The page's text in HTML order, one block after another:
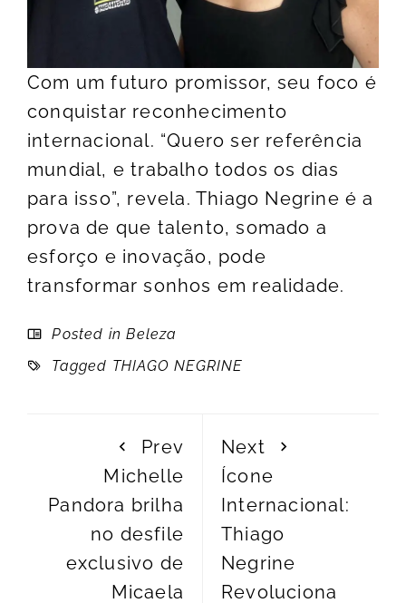
Com um futuro promissor, seu foco é
conquistar reconhecimento
internacional. “Quero ser referência
mundial, e trabalho todos os dias
para isso”, revela. Thiago Negrine é a
prova de que talento, somado a
esforço e inovação, pode
transformar sonhos em realidade.
Posted inBeleza
Tagged THIAGO NEGRINE
Prev
Michelle
Pandora brilha
no desfile
exclusivo de
Micaela
Next
Ícone
Internacional:
Thiago
Negrine
Revoluciona